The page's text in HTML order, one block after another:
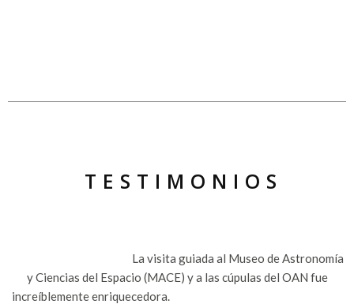
TESTIMONIOS
La visita guiada al Museo de Astronomía
y Ciencias del Espacio (MACE) y a las cúpulas del OAN fue
increíblemente enriquecedora.